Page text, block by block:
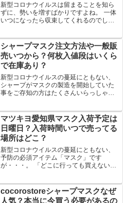
新型コロナウイルスは留まることを知ら
ずに、勢いを増すばかりですよね。 一体
いつになったら収束してくれるのでしょ
大王製紙のエリエールプロダクトが生産
開始との情報がありま...
シャープマスク注文方法や一般販
売いつから？何枚入値段はいくら
で在庫あり？
新型コロナウイルスの蔓延にともない、
シャープがマスクの製造を開始していた
事をご存知の方はたくさんいらっしゃっ
うれしいですよね。 では、実際販売は始
まったが購入できるの...
マツキヨ愛知県マスク入荷予定は
日曜日？入荷時間いつで売ってる
場所はどこ？
新型コロナウイルスの蔓延にともない、
予防の必須アイテム「マスク」です
が・・・。 「どこに行っても買えない」
今回は、大手ドラッグストアのマツキヨ
の愛知県内、マスク入荷情...
cocorostoreシャープマスクなぜ
人気？本当に今買う必要があるの